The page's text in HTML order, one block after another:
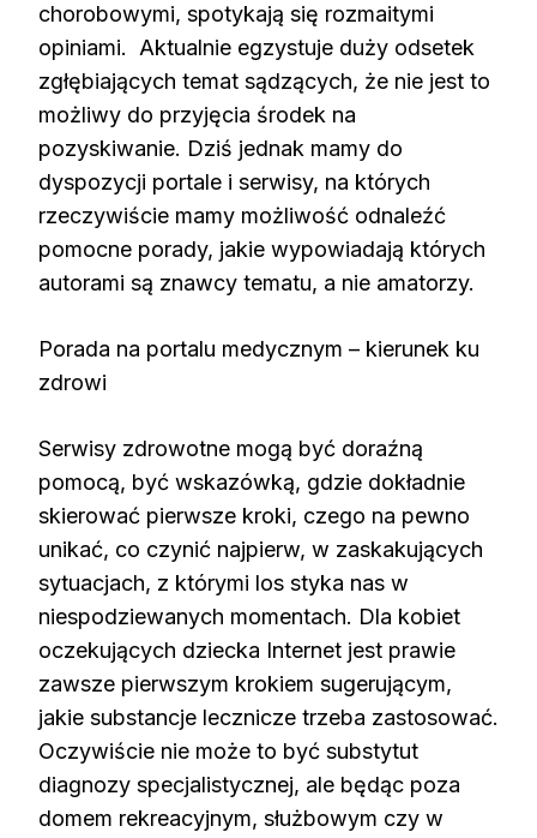
chorobowymi, spotykają się rozmaitymi
opiniami. Aktualnie egzystuje duży odsetek
zgłębiających temat sądzących, że nie jest to
możliwy do przyjęcia środek na
pozyskiwanie. Dziś jednak mamy do
dyspozycji portale i serwisy, na których
rzeczywiście mamy możliwość odnaleźć
pomocne porady, jakie wypowiadają których
autorami są znawcy tematu, a nie amatorzy.
Porada na portalu medycznym – kierunek ku
zdrowi
Serwisy zdrowotne mogą być doraźną
pomocą, być wskazówką, gdzie dokładnie
skierować pierwsze kroki, czego na pewno
unikać, co czynić najpierw, w zaskakujących
sytuacjach, z którymi los styka nas w
niespodziewanych momentach. Dla kobiet
oczekujących dziecka Internet jest prawie
zawsze pierwszym krokiem sugerującym,
jakie substancje lecznicze trzeba zastosować.
Oczywiście nie może to być substytut
diagnozy specjalistycznej, ale będąc poza
domem rekreacyjnym, służbowym czy w